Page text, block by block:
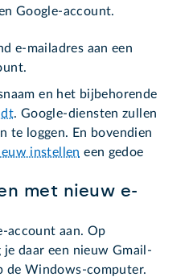
Google-account.
e-mailadres aan een
en het bijbehorende
. Google-diensten zullen
te loggen. En bovendien
instellen een gedoe
met nieuw e-
account aan. Op
daar een nieuw Gmail-
de Windows-computer.